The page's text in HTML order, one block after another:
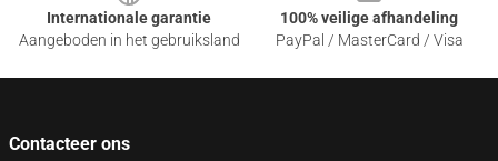
Internationale garantie
Aangeboden in het gebruiksland
100% veilige afhandeling
PayPal / MasterCard / Visa
Contacteer ons